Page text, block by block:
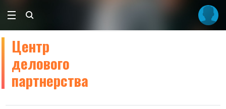
Центр
делового
партнерства